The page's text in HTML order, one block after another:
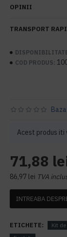
OPINII
TRANSPORT
COD PRODUS:
Acest produs iti
71,88
86,97 lei TVA
INTREABA
ETICHETE: Kit